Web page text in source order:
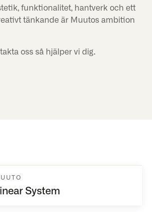
funktionalitet, hantverk och ett
tänkande är Muutos ambition
oss så hjälper vi dig.
System